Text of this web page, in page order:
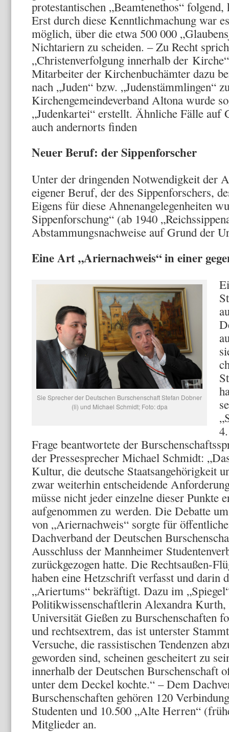
protestantischen „Beamtenethos“
Erst durch diese Kenntlichmachung war
möglich, über die etwa 500 000
Nichtariern zu scheiden. – Zu Recht
„Christenverfolgung innerhalb der
Mitarbeiter der Kirchenbuchämter dazu
nach „Juden“ bzw. „Judenstämmlingen“
Kirchengemeindeverband Altona wurde
„Judenkartei“ erstellt. Ähnliche Fälle auf
auch andernorts finden
Neuer Beruf: der Sippenforscher
Unter der dringenden Notwendigkeit der
eigener Beruf, der des Sippenforschers,
Eigens für diese Ahnenangelegenheiten
Sippenforschung“ (ab 1940
Abstammungsnachweise auf Grund der
Eine Art „Ariernachweis“ in einer
Sie Sprecher der Deutschen Burschenschaft Stefan Dobner
(li) und Michael Schmidt; Foto: dpa
Frage beantwortete der
der Pressesprecher Michael Schmidt:
Kultur, die deutsche Staatsangehörigkeit
zwar weiterhin entscheidende
müsse nicht jeder einzelne dieser Punkte
aufgenommen zu werden. Die Debatte
von „Ariernachweis“ sorgte für
Dachverband der Deutschen
Ausschluss der Mannheimer
zurückgezogen hatte. Die Rechtsaußen-
haben eine Hetzschrift verfasst und darin
„Ariertums“ bekräftigt. Dazu im
Politikwissenschaftlerin Alexandra Kurth,
Universität Gießen zu Burschenschaften
und rechtsextrem, das ist unterster
Versuche, die rassistischen Tendenzen
geworden sind, scheinen gescheitert zu
innerhalb der Deutschen Burschenschaft
unter dem Deckel kochte.“ – Dem
Burschenschaften gehören 120
Studenten und 10.500 „Alte Herren“
Mitglieder an.